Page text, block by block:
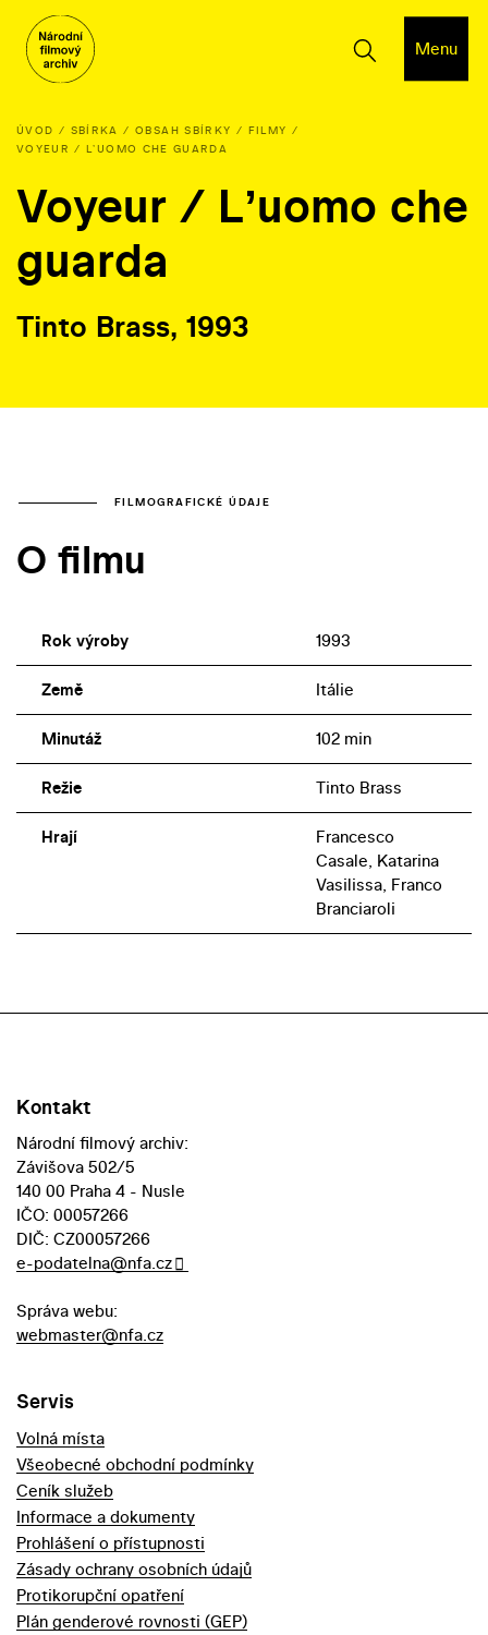
Menu
ÚVOD SBÍRKA OBSAH SBÍRKY
FILMY
VOYEUR / LʼUOMO CHE GUARDA
Voyeur / Lʼuomo che
guarda
Tinto Brass, 1993
FILMOGRAFICKÉ ÚDAJE
O filmu
Rok výroby 1993
Země Itálie
Minutáž 102 min
Režie Tinto Brass
Hrají
Francesco
Casale, Katarina
Vasilissa, Franco
Branciaroli
Kontakt
Národní filmový archiv:
Závišova 502/5
140 00 Praha 4 - Nusle
IČO: 00057266
DIČ: CZ00057266
e-podatelna@nfa.cz
Správa webu:
webmaster@nfa.cz
Servis
Volná místa
Všeobecné obchodní podmínky
Ceník služeb
Informace a dokumenty
Prohlášení o přístupnosti
Zásady ochrany osobních údajů
Protikorupční opatření
Plán genderové rovnosti (GEP)